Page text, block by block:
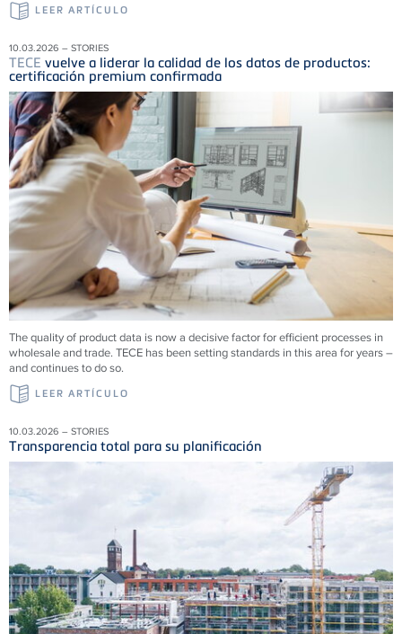
LEER ARTÍCULO
10.03.2026 – STORIES
TECE vuelve a liderar la calidad de los datos de productos:
certificación premium confirmada
The quality of product data is now a decisive factor for efficient processes in
wholesale and trade. TECE has been setting standards in this area for years –
and continues to do so.
LEER ARTÍCULO
10.03.2026 – STORIES
Transparencia total para su planificación